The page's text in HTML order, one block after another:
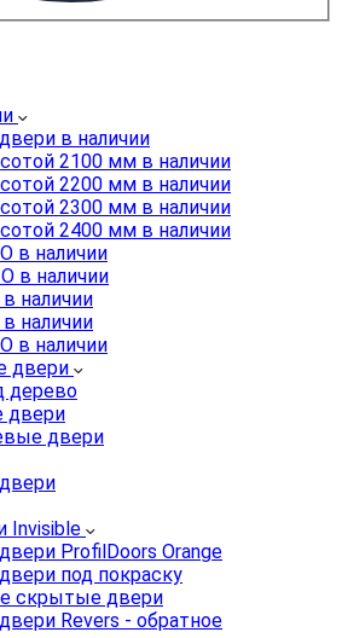
в наличии
2100 мм в наличии
2200 мм в наличии
2300 мм в наличии
2400 мм в наличии
в наличии
в наличии
наличии
наличии
в наличии
двери
дерево
двери
двери
Invisible
ProfilDoors Orange
под покраску
скрытые двери
Revers - обратное